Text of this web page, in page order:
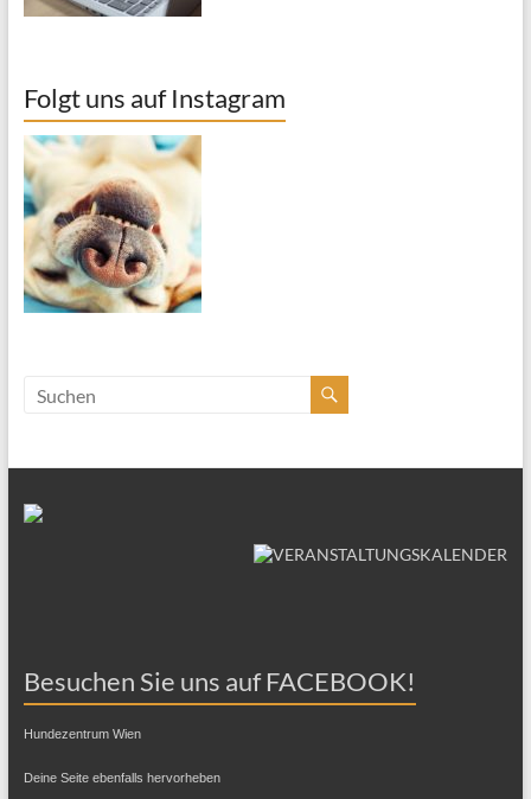
Folgt uns auf Instagram
Besuchen Sie uns auf FACEBOOK!
Hundezentrum Wien
Deine Seite ebenfalls hervorheben